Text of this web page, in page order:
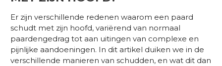
Er zijn verschillende redenen waarom een paard
schudt met zijn hoofd, variërend van normaal
paardengedrag tot aan uitingen van complexe en
pijnlijke aandoeningen. In dit artikel duiken we in de
verschillende manieren van schudden, en wat dit dan